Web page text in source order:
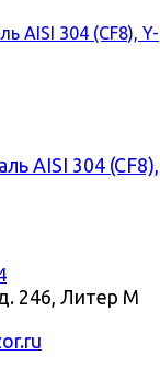
AISI 304 (CF8),
246, Литер М